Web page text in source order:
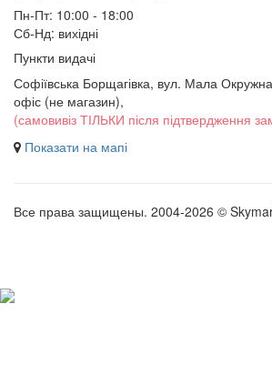
Пн-Пт: 10:00 - 18:00
Сб-Нд: вихідні
Пункти видачі
Софіївська Борщагівка, вул. Мала
офіс (не магазин),
(самовивіз ТІЛЬКИ після підтвердження
Показати на мапі
Все права защищены. 2004-2026 ©